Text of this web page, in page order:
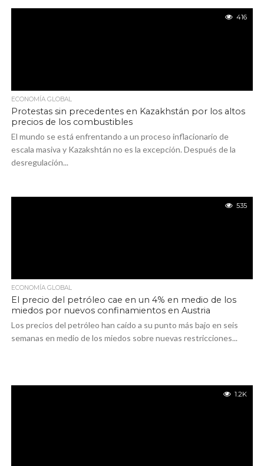
416
ECONOMÍA GLOBAL
Protestas sin precedentes en Kazakhstán por los altos
precios de los combustibles
El mundo se está enfrentando a un proceso inflacionario de
escala masiva y Kazakshtán no es la excepción. Después de la
desregulación...
535
ECONOMÍA GLOBAL
El precio del petróleo cae en un 4% en medio de los
miedos por nuevos confinamientos en Austria
Los precios del petróleo han caído a su punto más bajo en seis
semanas en medio de los miedos sobre nuevas restricciones...
1.2K